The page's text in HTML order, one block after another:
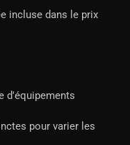
incluse dans le prix
d'équipements
pour varier les